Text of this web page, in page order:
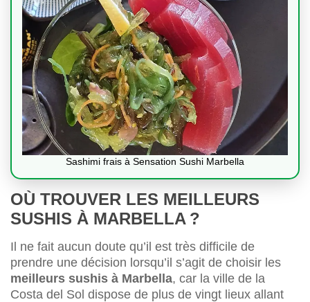
Sashimi frais à Sensation Sushi Marbella
OÙ TROUVER LES MEILLEURS
SUSHIS À MARBELLA ?
Il ne fait aucun doute qu’il est très difficile de
prendre une décision lorsqu’il s’agit de choisir les
meilleurs sushis à Marbella, car la ville de la
Costa del Sol dispose de plus de vingt lieux allant